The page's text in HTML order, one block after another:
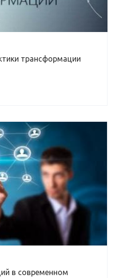
трансформации
в современном